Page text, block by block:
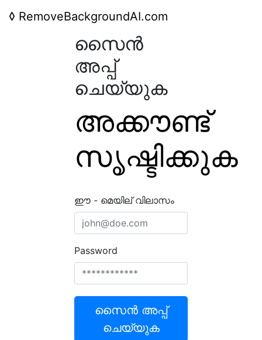
◊ RemoveBackgroundAI.com
സൈൻ
അപ്പ്
ചെയ്യുക
അക്കൗണ്ട്
സൃഷ്ടിക്കുക
ഈ - മെയില് വിലാസം
Password
സൈൻ അപ്പ്
ചെയ്യുക